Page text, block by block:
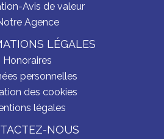
Avis de valeur
Agence
LÉGALES
Honoraires
personnelles
des cookies
légales
NOUS